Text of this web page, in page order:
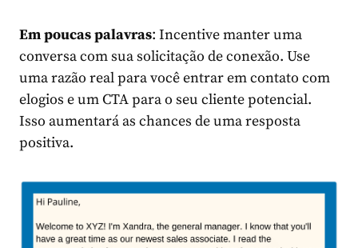
Em poucas palavras: Incentive manter uma
conversa com sua solicitação de conexão. Use
uma razão real para você entrar em contato com
elogios e um CTA para o seu cliente potencial.
Isso aumentará as chances de uma resposta
positiva.